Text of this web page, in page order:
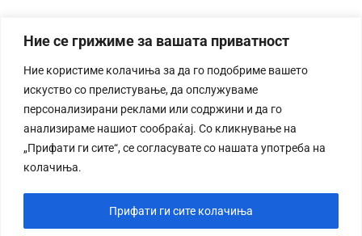
Ние се грижиме за вашата приватност
Ние користиме колачиња за да го подобриме вашето
искуство со прелистување, да опслужуваме
персонализирани реклами или содржини и да го
анализираме нашиот сообраќај. Со кликнување на
„Прифати ги сите“, се согласувате со нашата употреба на
колачиња.
Прифати ги сите колачиња